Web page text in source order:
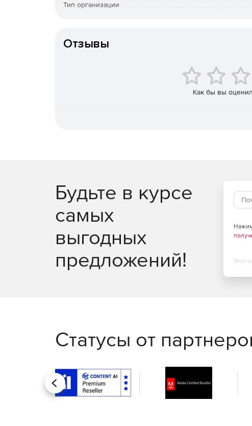
Тип организации
Отзывы
Как бы вы
Будьте в курсе
самых
выгодных
предложений!
Этот
Статусы от
Назад